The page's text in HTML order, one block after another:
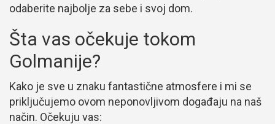
odaberite najbolje za sebe i svoj dom.
Šta vas očekuje tokom
Golmanije?
Kako je sve u znaku fantastične atmosfere i mi se
priključujemo ovom neponovljivom događaju na naš
način. Očekuju vas: